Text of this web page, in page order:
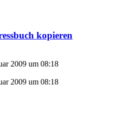
kopieren
2009 um 08:18
2009 um 08:18